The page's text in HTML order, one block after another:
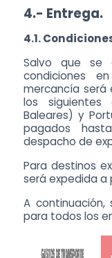
4.- Entrega.
4.1.
Salvo que se
condiciones
mercancía será
los siguientes
Baleares) y
pagados
despacho de
Para destinos
será expedida a
A
para todos los